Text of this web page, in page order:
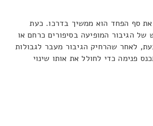
סף הפחד הוא ממשיך בדרכו. כעת
הגיבור המופיעה בסיפורים כרחם או
לאחר שהרחיק הגיבור מעבר לגבולות
פנימה כדי לחולל את אותו שינוי